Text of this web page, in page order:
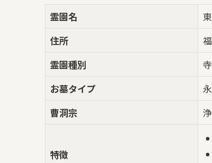
霊園名
住所
霊園種別
お墓タイプ
曹洞宗
特徴